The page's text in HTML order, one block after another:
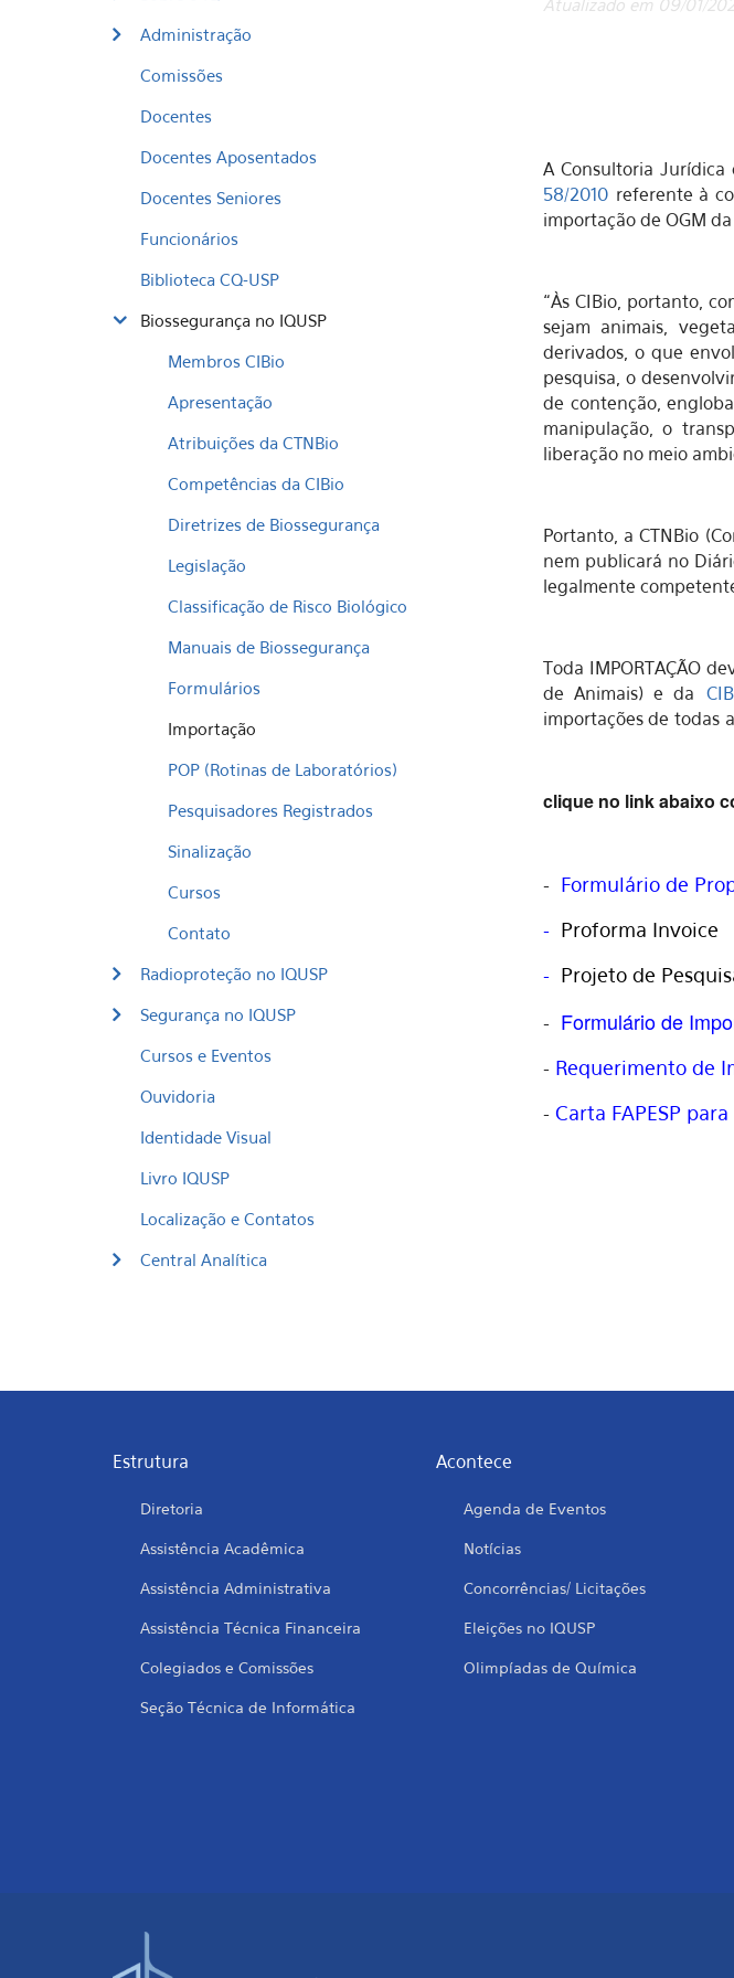
Administração
Comissões
Docentes
Docentes Aposentados
Docentes Seniores
Funcionários
Biblioteca CQ-USP
Biossegurança no IQUSP
Membros CIBio
Apresentação
Atribuições da CTNBio
Competências da CIBio
Diretrizes de Biossegurança
Legislação
Classificação de Risco Biológico
Manuais de Biossegurança
Formulários
Importação
POP (Rotinas de Laboratórios)
Pesquisadores Registrados
Sinalização
Cursos
Contato
Radioproteção no IQUSP
Segurança no IQUSP
Cursos e Eventos
Ouvidoria
Identidade Visual
Livro IQUSP
Localização e Contatos
Central Analítica
Atualizado em 09/01/
A Consultoria
58/2010 referente à
importação de OGM
“Às CIBio, portanto,
sejam animais,
derivados, o que
pesquisa, o
de contenção,
manipulação, o
liberação no meio
Portanto, a CTNBio
nem publicará no
legalmente
Toda IMPORTAÇÃO
de Animais) e da
importações de todas
clique no link abaixo
- Formulário de
- Proforma Invoice
- Projeto de
- Formulário de
- Requerimento de
- Carta FAPESP
Estrutura
Diretoria
Assistência Acadêmica
Assistência Administrativa
Assistência Técnica Financeira
Colegiados e Comissões
Seção Técnica de Informática
Acontece
Agenda de Eventos
Notícias
Concorrências/ Licitações
Eleições no IQUSP
Olimpíadas de Química